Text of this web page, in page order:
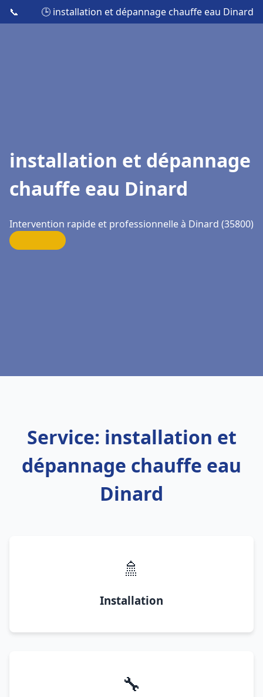
📞 🕒 installation et dépannage chauffe eau Dinard
installation et dépannage
chauffe eau Dinard
Intervention rapide et professionnelle à Dinard (35800)
Service: installation et
dépannage chauffe eau
Dinard
🚿
Installation
🔧